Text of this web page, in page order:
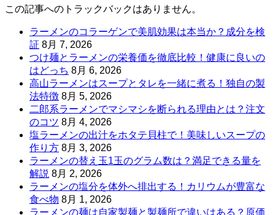
この記事へのトラックバックはありません。
ラーメンのコラーゲンで美肌効果は本当か？成分を検
証 8月 7, 2026
つけ麺とラーメンの栄養価を徹底比較！健康に良いの
はどっち 8月 6, 2026
高山ラーメンはスープとタレを一緒に煮る！独自の製
法特徴 8月 5, 2026
二郎系ラーメンでマシマシを断られる理由とは？注文
のコツ 8月 4, 2026
塩ラーメンの出汁をホタテ貝柱で！美味しいスープの
作り方 8月 3, 2026
ラーメンの替え玉1玉のグラム数は？満足できる量を
解説 8月 2, 2026
ラーメンの塩分を体外へ排出する！カリウムが豊富な
食べ物 8月 1, 2026
ラーメンの麺は自家製麺と製麺所で違いはある？原価